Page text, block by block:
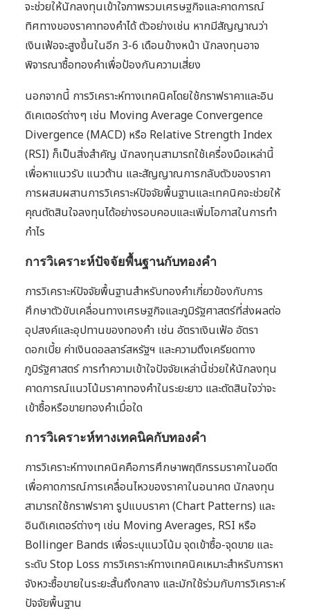
จะช่วยให้นักลงทุนเข้าใจภาพรวมเศรษฐกิจและคาดการณ์
ทิศทางของราคาทองคำได้ ตัวอย่างเช่น หากมีสัญญาณว่า
เงินเฟ้อจะสูงขึ้นในอีก 3-6 เดือนข้างหน้า นักลงทุนอาจ
พิจารณาซื้อทองคำเพื่อป้องกันความเสี่ยง
นอกจากนี้ การวิเคราะห์ทางเทคนิคโดยใช้กราฟราคาและอิน
ดิเคเตอร์ต่างๆ เช่น Moving Average Convergence
Divergence (MACD) หรือ Relative Strength Index
(RSI) ก็เป็นสิ่งสำคัญ นักลงทุนสามารถใช้เครื่องมือเหล่านี้
เพื่อหาแนวรับ แนวต้าน และสัญญาณการกลับตัวของราคา
การผสมผสานการวิเคราะห์ปัจจัยพื้นฐานและเทคนิคจะช่วยให้
คุณตัดสินใจลงทุนได้อย่างรอบคอบและเพิ่มโอกาสในการทำ
กำไร
การวิเคราะห์ปัจจัยพื้นฐานกับทองคำ
การวิเคราะห์ปัจจัยพื้นฐานสำหรับทองคำเกี่ยวข้องกับการ
ศึกษาตัวขับเคลื่อนทางเศรษฐกิจและภูมิรัฐศาสตร์ที่ส่งผลต่อ
อุปสงค์และอุปทานของทองคำ เช่น อัตราเงินเฟ้อ อัตรา
ดอกเบี้ย ค่าเงินดอลลาร์สหรัฐฯ และความตึงเครียดทาง
ภูมิรัฐศาสตร์ การทำความเข้าใจปัจจัยเหล่านี้ช่วยให้นักลงทุน
คาดการณ์แนวโน้มราคาทองคำในระยะยาว และตัดสินใจว่าจะ
เข้าซื้อหรือขายทองคำเมื่อใด
การวิเคราะห์ทางเทคนิคกับทองคำ
การวิเคราะห์ทางเทคนิคคือการศึกษาพฤติกรรมราคาในอดีต
เพื่อคาดการณ์การเคลื่อนไหวของราคาในอนาคต นักลงทุน
สามารถใช้กราฟราคา รูปแบบราคา (Chart Patterns) และ
อินดิเคเตอร์ต่างๆ เช่น Moving Averages, RSI หรือ
Bollinger Bands เพื่อระบุแนวโน้ม จุดเข้าซื้อ-จุดขาย และ
ระดับ Stop Loss การวิเคราะห์ทางเทคนิคเหมาะสำหรับการหา
จังหวะซื้อขายในระยะสั้นถึงกลาง และมักใช้ร่วมกับการวิเคราะห์
ปัจจัยพื้นฐาน